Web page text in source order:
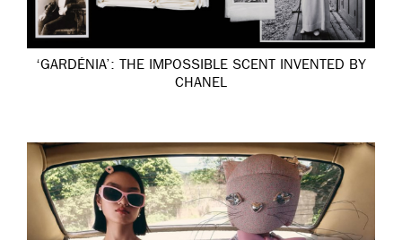
‘GARDÉNIA’: THE IMPOSSIBLE SCENT INVENTED BY
CHANEL